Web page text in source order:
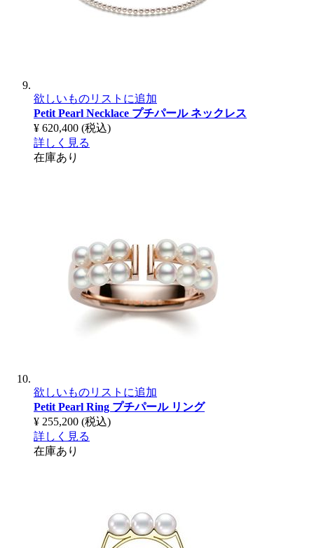
欲しいものリストに追加
Petit Pearl Necklace プチパール ネックレス
¥ 620,400 (税込)
詳しく見る
在庫あり
欲しいものリストに追加
Petit Pearl Ring プチパール リング
¥ 255,200 (税込)
詳しく見る
在庫あり